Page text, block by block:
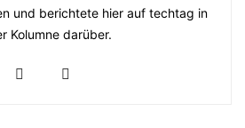
und berichtete hier auf techtag in
Kolumne darüber.